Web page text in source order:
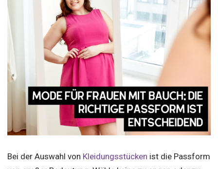
Bei der Auswahl von Kleidungsstücken ist die Passform